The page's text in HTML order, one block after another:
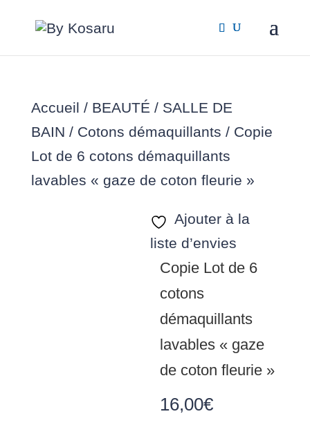
Accueil / BEAUTÉ / SALLE DE
BAIN / Cotons démaquillants / Copie
Lot de 6 cotons démaquillants
lavables « gaze de coton fleurie »
Ajouter à la
liste d’envies
Copie Lot de 6
cotons
démaquillants
lavables « gaze
de coton fleurie »
16,00€